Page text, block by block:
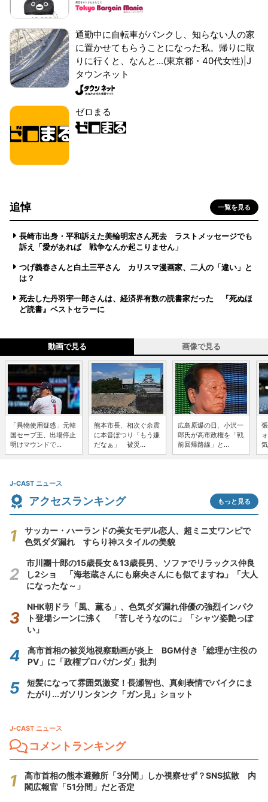
通勤中に自転車がパンクし、知らない人の家
に置かせてもらうことになった私。帰りに取
りに行くと、なんと...(東京都・40代女性)|J
タウンネット
ゼロまる
追悼 一覧を見る
長崎市出身・平和訴えた美輪明宏さん死去 ラストメッセージでも
訴え「愛があれば 戦争なんか起こりません」
つげ義春さんと白土三平さん カリスマ漫画家、二人の「違い」と
は？
死去した丹羽宇一郎さんは、経済界有数の読書家だった 『死ぬほ
ど読書』ベストセラーに
動画で見る 画像で見る
「異物使用疑惑」元韓
国セーブ王、出場停止
明けマウンドで...
熊本市長、相次ぐ余震
に本音ぽつり「もう嫌
だなぁ」 被災...
広島原爆の日、小沢一
郎氏が高市政権を「戦
前回帰路線」と...
J-CAST ニュース
アクセスランキング もっと見る
サッカー・ハーランドの美女モデル恋人、超ミニ丈ワンピで
色気ダダ漏れ すらり神スタイルの美貌
市川團十郎の15歳長女＆13歳長男、ソファでリラックス仲良
し2ショ 「海老蔵さんにも麻央さんにも似てますね」「大人
になったな～」
NHK朝ドラ「風、薫る」、色気ダダ漏れ俳優の強烈インパク
ト登場シーンに沸く 「苦しそうなのに」「シャツ姿艶っぽ
い」
高市首相の被災地視察動画が炎上 BGM付き「総理が主役の
PV」に「政権プロパガンダ」批判
短髪になって雰囲気激変！長瀬智也、真剣表情でバイクにま
たがり...ガソリンタンク「ガン見」ショット
J-CAST ニュース
コメントランキング
高市首相の熊本避難所「3分間」しか視察せず？SNS拡散 内
閣広報官「51分間」だと否定